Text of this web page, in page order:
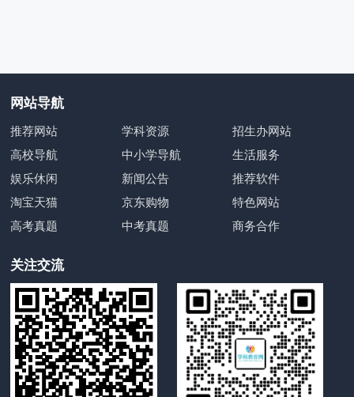
网站导航
推荐网站 学科资源
招生办网站
高校导航
中小学导航
生活服务
娱乐休闲
新闻公告
推荐软件
淘宝天猫
京东购物
特色网站
高考真题
中考真题 商务合作
关注交流